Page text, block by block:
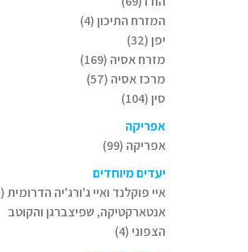
המזרח התיכון (4)
יפן (32)
מזרח אסיה (169)
מרכז אסיה (57)
סין (104)
אפריקה
אפריקה (99)
יעדים מיוחדים
איי פוקלנד ואיי ג'ורג'יה הדרומית (2)
אנטארקטיקה, שפיצברגן והקוטב
הצפוני (4)